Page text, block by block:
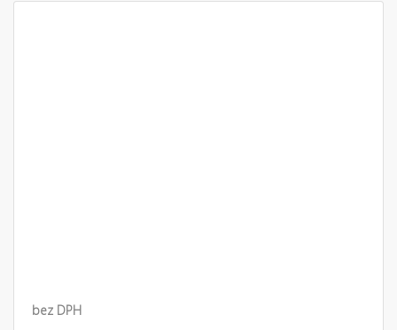
bez DPH